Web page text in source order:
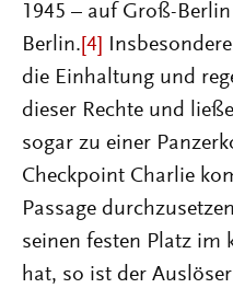
1945 – auf Groß-
Berlin. [4]
die Einhaltung und
dieser Rechte und
sogar zu einer
Checkpoint Charlie
Passage
seinen festen Platz im
hat, so ist der